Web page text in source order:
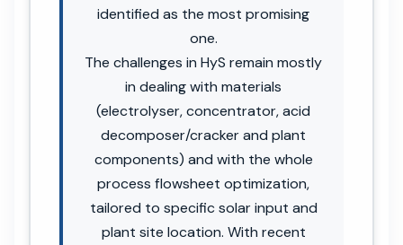
identified as the most promising
one.
The challenges in HyS remain mostly
in dealing with materials
(electrolyser, concentrator, acid
decomposer/cracker and plant
components) and with the whole
process flowsheet optimization,
tailored to specific solar input and
plant site location. With recent